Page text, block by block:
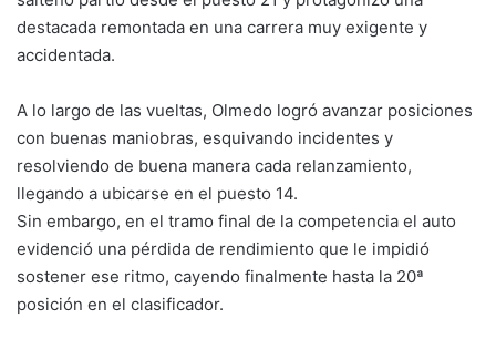
destacada remontada en una carrera muy exigente y
accidentada.
A lo largo de las vueltas, Olmedo logró avanzar posiciones
con buenas maniobras, esquivando incidentes y
resolviendo de buena manera cada relanzamiento,
llegando a ubicarse en el puesto 14.
Sin embargo, en el tramo final de la competencia el auto
evidenció una pérdida de rendimiento que le impidió
sostener ese ritmo, cayendo finalmente hasta la 20ª
posición en el clasificador.